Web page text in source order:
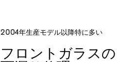
2004年生産モデル以降特に多い
フロントガラスの